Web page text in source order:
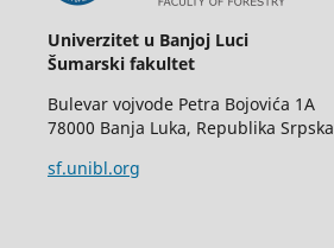
Univerzitet u Banjoj Luci
Šumarski fakultet
Bulevar vojvode Petra Bojovića 1A
78000 Banja Luka, Republika Srpska
sf.unibl.org